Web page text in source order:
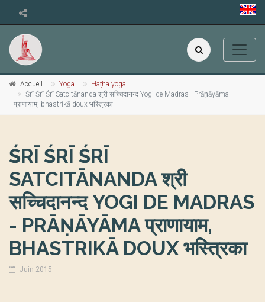
Accueil Yoga
Haṭha yoga
Śrī Śrī Śrī Satcitānanda श्री सच्चिदानन्द Yogi de Madras - Prāṇāyāma
प्राणायाम, bhastrikā doux भस्त्रिका
ŚRĪ ŚRĪ ŚRĪ
SATCITĀNANDA श्री
सच्चिदानन्द YOGI DE MADRAS
- PRĀṆĀYĀMA प्राणायाम,
BHASTRIKĀ DOUX भस्त्रिका
Juin 2015